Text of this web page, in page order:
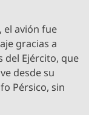
el avión fue
gracias a
del Ejército, que
desde su
Pérsico, sin